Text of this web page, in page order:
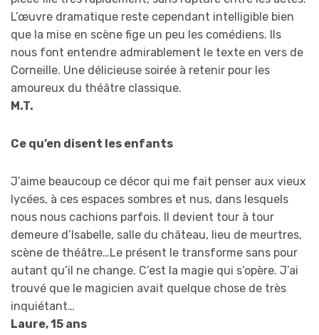
L’œuvre dramatique reste cependant intelligible bien
que la mise en scène fige un peu les comédiens. Ils
nous font entendre admirablement le texte en vers de
Corneille. Une délicieuse soirée à retenir pour les
amoureux du théâtre classique.
M.T.
Ce qu’en disent les enfants
J’aime beaucoup ce décor qui me fait penser aux vieux
lycées, à ces espaces sombres et nus, dans lesquels
nous nous cachions parfois. Il devient tour à tour
demeure d’Isabelle, salle du château, lieu de meurtres,
scène de théâtre…Le présent le transforme sans pour
autant qu’il ne change. C’est la magie qui s’opère. J’ai
trouvé que le magicien avait quelque chose de très
inquiétant…
Laure, 15 ans